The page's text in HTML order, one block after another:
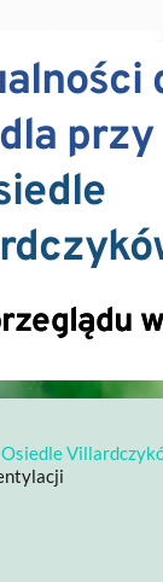
przy
Osiedle